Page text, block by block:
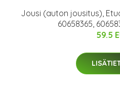
Jousi (auton jousitus),
60658365,
59.5